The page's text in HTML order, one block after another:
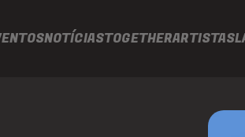
NOTÍCIASTOGETHERARTISTAS